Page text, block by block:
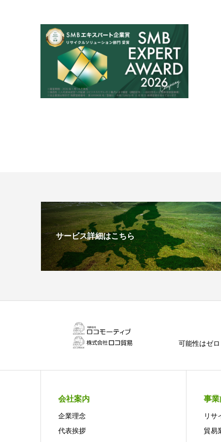
サービス詳細はこちら
可能性はゼ
会社案内
企業理念
代表挨拶
事
リサ
貿易